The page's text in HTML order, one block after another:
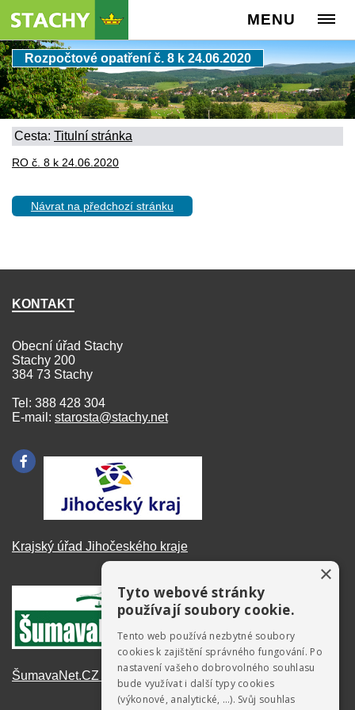
MENU
Rozpočtové opatření č. 8 k 24.06.2020
Cesta: Titulní stránka
RO č. 8 k 24.06.2020
Návrat na předchozí stránku
KONTAKT
Obecní úřad Stachy
Stachy 200
384 73 Stachy
Tel: 388 428 304
E-mail: starosta@stachy.net
Krajský úřad Jihočeského kraje
ŠumavaNet.CZ - informace o regionu
×
Tyto webové stránky
používají soubory cookie.
Tento web používá nezbytné soubory
cookies k zajištění správného fungování. Po
nastavení vašeho dobrovolného souhlasu
bude využívat i další typy cookies
(výkonové, analytické, …). Svůj souhlas